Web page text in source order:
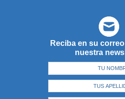
Reciba en su
nuestra